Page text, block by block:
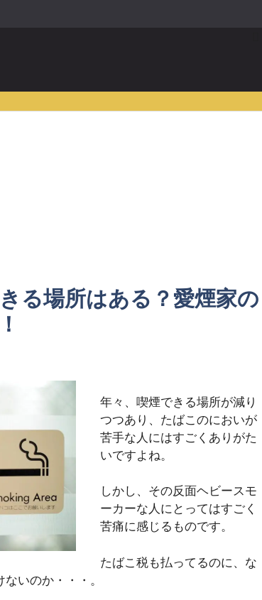
る場所はある？愛煙家の
年々、喫煙できる場所が減り
つつあり、たばこのにおいが
苦手な人にはすごくありがた
いですよね。
しかし、その反面ヘビースモ
ーカーな人にとってはすごく
苦痛に感じるものです。
たばこ税も払ってるのに、な
いのか・・・。